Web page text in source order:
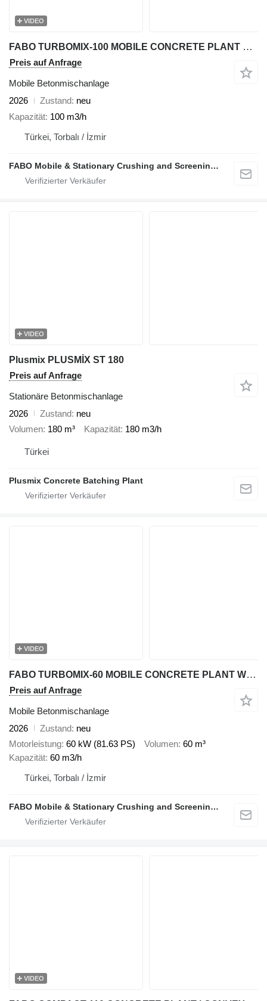
VIDEO
FABO TURBOMIX-100 MOBILE CONCRETE PLANT WITH PRE-FEEDING SYSTEM
Preis auf Anfrage
Mobile Betonmischanlage
2026
Zustand neu
Kapazität 100 m3/h
Türkei, Torbalı / İzmir
FABO Mobile & Stationary Crushing and Screening Plants | Concrete Batching Plants Manufacturer
VIDEO
Plusmix PLUSMİX ST 180
Preis auf Anfrage
Stationäre Betonmischanlage
2026
Zustand neu
Volumen 180 m³ Kapazität 180 m3/h
Türkei
Plusmix Concrete Batching Plant
VIDEO
FABO TURBOMIX-60 MOBILE CONCRETE PLANT WITH PRE-FEEDING SYSTEM
Preis auf Anfrage
Mobile Betonmischanlage
2026
Zustand neu
Motorleistung 60 kW (81.63 PS) Volumen 60 m³
Kapazität 60 m3/h
Türkei, Torbalı / İzmir
FABO Mobile & Stationary Crushing and Screening Plants | Concrete Batching Plants Manufacturer
VIDEO